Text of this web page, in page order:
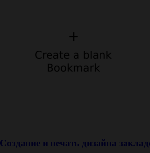
Создание и печать дизайна